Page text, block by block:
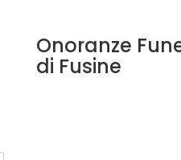
Onoranze
di Fusine